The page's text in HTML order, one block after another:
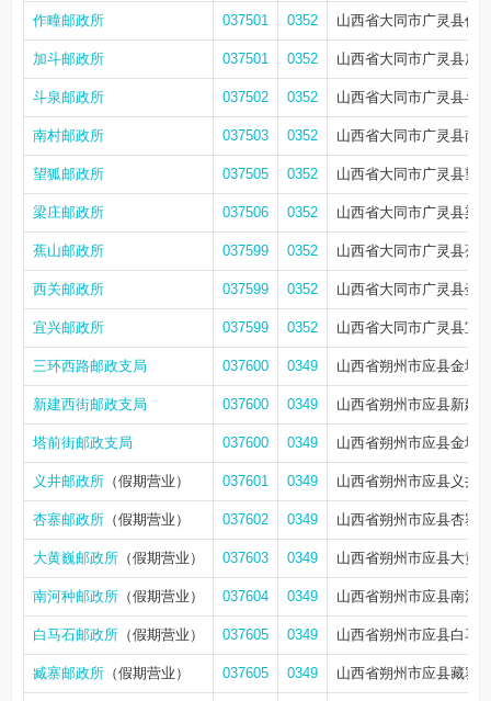
作疃邮政所 037501 0352 山西省大同市广灵县作
加斗邮政所 037501 0352 山西省大同市广灵县加
斗泉邮政所 037502 0352 山西省大同市广灵县斗
南村邮政所 037503 0352 山西省大同市广灵县南
望狐邮政所 037505 0352 山西省大同市广灵县望
梁庄邮政所 037506 0352 山西省大同市广灵县梁
蕉山邮政所 037599 0352 山西省大同市广灵县蕉
西关邮政所 037599 0352 山西省大同市广灵县壶
宜兴邮政所 037599 0352 山西省大同市广灵县宜
三环西路邮政支局 037600 0349 山西省朔州市应县金城
新建西街邮政支局 037600 0349 山西省朔州市应县新建
塔前街邮政支局 037600 0349 山西省朔州市应县金城
义井邮政所 （假期营业） 037601 0349 山西省朔州市应县义井
杏寨邮政所 （假期营业） 037602 0349 山西省朔州市应县杏寨
大黄巍邮政所 （假期营业） 037603 0349 山西省朔州市应县大黄
南河种邮政所 （假期营业） 037604 0349 山西省朔州市应县南河
白马石邮政所 （假期营业） 037605 0349 山西省朔州市应县白马
臧寨邮政所 （假期营业） 037605 0349 山西省朔州市应县藏寨1